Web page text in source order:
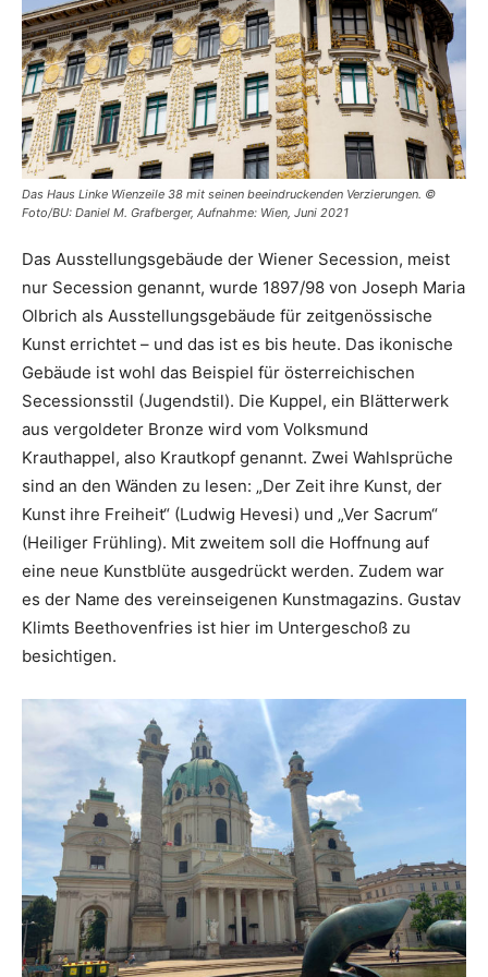
Das Haus Linke Wienzeile 38 mit seinen beeindruckenden Verzierungen. ©
Foto/BU: Daniel M. Grafberger, Aufnahme: Wien, Juni 2021
Das Ausstellungsgebäude der Wiener Secession, meist
nur Secession genannt, wurde 1897/98 von Joseph Maria
Olbrich als Ausstellungsgebäude für zeitgenössische
Kunst errichtet – und das ist es bis heute. Das ikonische
Gebäude ist wohl das Beispiel für österreichischen
Secessionsstil (Jugendstil). Die Kuppel, ein Blätterwerk
aus vergoldeter Bronze wird vom Volksmund
Krauthappel, also Krautkopf genannt. Zwei Wahlsprüche
sind an den Wänden zu lesen: „Der Zeit ihre Kunst, der
Kunst ihre Freiheit“ (Ludwig Hevesi) und „Ver Sacrum“
(Heiliger Frühling). Mit zweitem soll die Hoffnung auf
eine neue Kunstblüte ausgedrückt werden. Zudem war
es der Name des vereinseigenen Kunstmagazins. Gustav
Klimts Beethovenfries ist hier im Untergeschoß zu
besichtigen.